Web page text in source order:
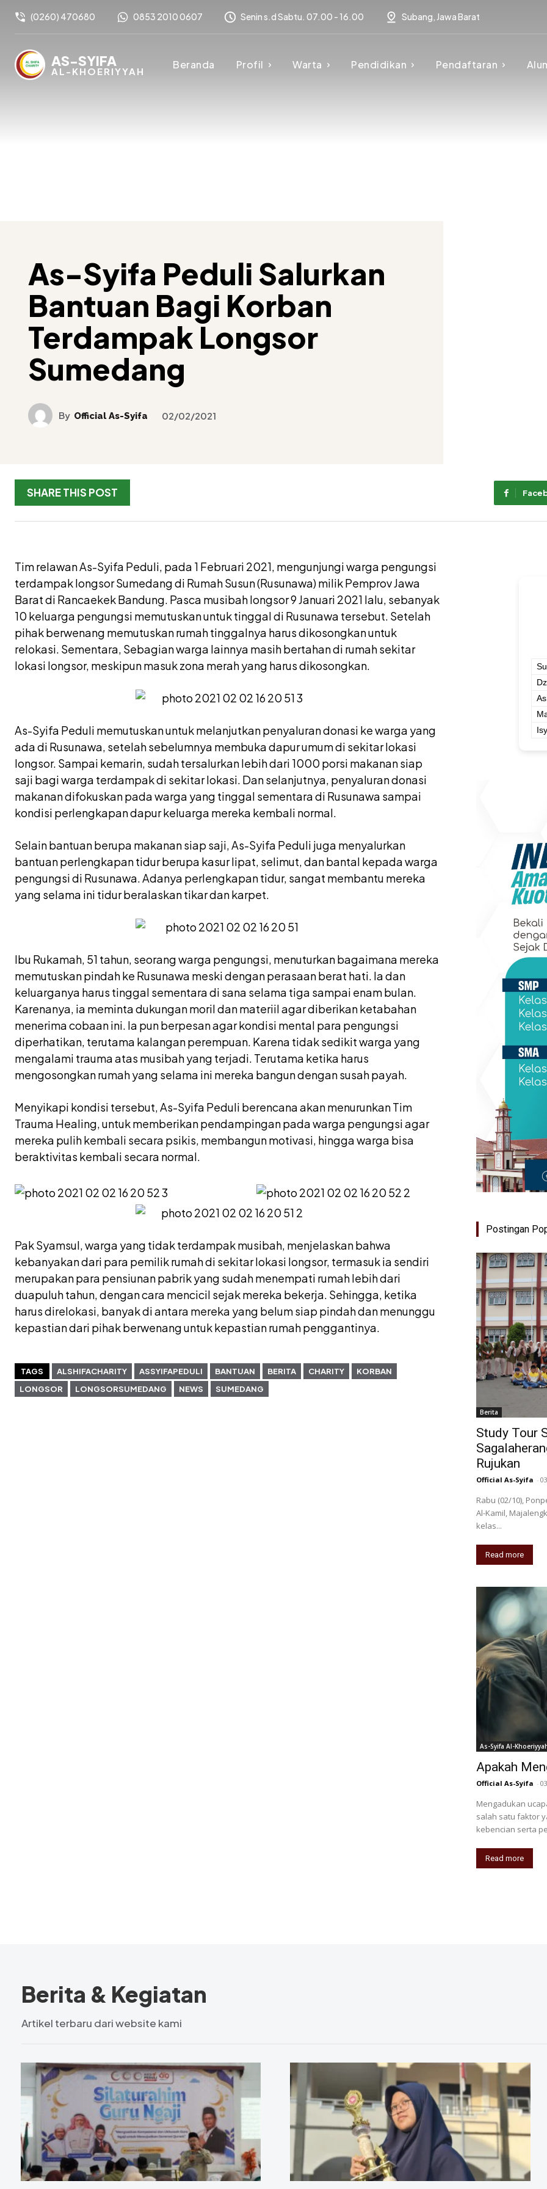
(0260) 470680 0853 2010 0607 Senin s.d Sabtu. 07.00 - 16.00 Subang, Jawa Barat
AS-SYIFA
AL-KHOERIYYAH Beranda Profil Warta Pendidikan Pendaftaran
As-Syifa Peduli Salurkan
Bantuan Bagi Korban
Terdampak Longsor
Sumedang
By Official As-Syifa 02/02/2021
SHARE THIS POST
Tim relawan As-Syifa Peduli, pada 1 Februari 2021, mengunjungi warga pengungsi
terdampak longsor Sumedang di Rumah Susun (Rusunawa) milik Pemprov Jawa
Barat di Rancaekek Bandung. Pasca musibah longsor 9 Januari 2021 lalu, sebanyak
10 keluarga pengungsi memutuskan untuk tinggal di Rusunawa tersebut. Setelah
pihak berwenang memutuskan rumah tinggalnya harus dikosongkan untuk
relokasi. Sementara, Sebagian warga lainnya masih bertahan di rumah sekitar
lokasi longsor, meskipun masuk zona merah yang harus dikosongkan.
As-Syifa Peduli memutuskan untuk melanjutkan penyaluran donasi ke warga yang
ada di Rusunawa, setelah sebelumnya membuka dapur umum di sekitar lokasi
longsor. Sampai kemarin, sudah tersalurkan lebih dari 1000 porsi makanan siap
saji bagi warga terdampak di sekitar lokasi. Dan selanjutnya, penyaluran donasi
makanan difokuskan pada warga yang tinggal sementara di Rusunawa sampai
kondisi perlengkapan dapur keluarga mereka kembali normal.
Selain bantuan berupa makanan siap saji, As-Syifa Peduli juga menyalurkan
bantuan perlengkapan tidur berupa kasur lipat, selimut, dan bantal kepada warga
pengungsi di Rusunawa. Adanya perlengkapan tidur, sangat membantu mereka
yang selama ini tidur beralaskan tikar dan karpet.
Ibu Rukamah, 51 tahun, seorang warga pengungsi, menuturkan bagaimana mereka
memutuskan pindah ke Rusunawa meski dengan perasaan berat hati. Ia dan
keluarganya harus tinggal sementara di sana selama tiga sampai enam bulan.
Karenanya, ia meminta dukungan moril dan materiil agar diberikan ketabahan
menerima cobaan ini. Ia pun berpesan agar kondisi mental para pengungsi
diperhatikan, terutama kalangan perempuan. Karena tidak sedikit warga yang
mengalami trauma atas musibah yang terjadi. Terutama ketika harus
mengosongkan rumah yang selama ini mereka bangun dengan susah payah.
Menyikapi kondisi tersebut, As-Syifa Peduli berencana akan menurunkan Tim
Trauma Healing, untuk memberikan pendampingan pada warga pengungsi agar
mereka pulih kembali secara psikis, membangun motivasi, hingga warga bisa
beraktivitas kembali secara normal.
Pak Syamsul, warga yang tidak terdampak musibah, menjelaskan bahwa
kebanyakan dari para pemilik rumah di sekitar lokasi longsor, termasuk ia sendiri
merupakan para pensiunan pabrik yang sudah menempati rumah lebih dari
duapuluh tahun, dengan cara mencicil sejak mereka bekerja. Sehingga, ketika
harus direlokasi, banyak di antara mereka yang belum siap pindah dan menunggu
kepastian dari pihak berwenang untuk kepastian rumah penggantinya.
TAGS ALSHIFACHARITY ASSYIFAPEDULI BANTUAN BERITA CHARITY
KORBAN
LONGSOR
LONGSORSUMEDANG NEWS SUMEDANG
Postingan
Berita
Study Tour
Rujukan
Official As-Syifa -
Rabu (02/10),
Al-Kamil,
kelas...
Read more
As-Syifa Al-
Apakah
Official As-Syifa -
Mengadukan
salah satu faktor
kebencian serta
Read more
Berita & Kegiatan
Artikel terbaru dari website kami